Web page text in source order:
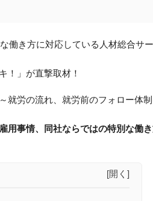
働き方に対応している人材総合サ
！」が直撃取材！
～就労の流れ、就労前のフォロー体
用事情、同社ならではの特別な働
[開く]